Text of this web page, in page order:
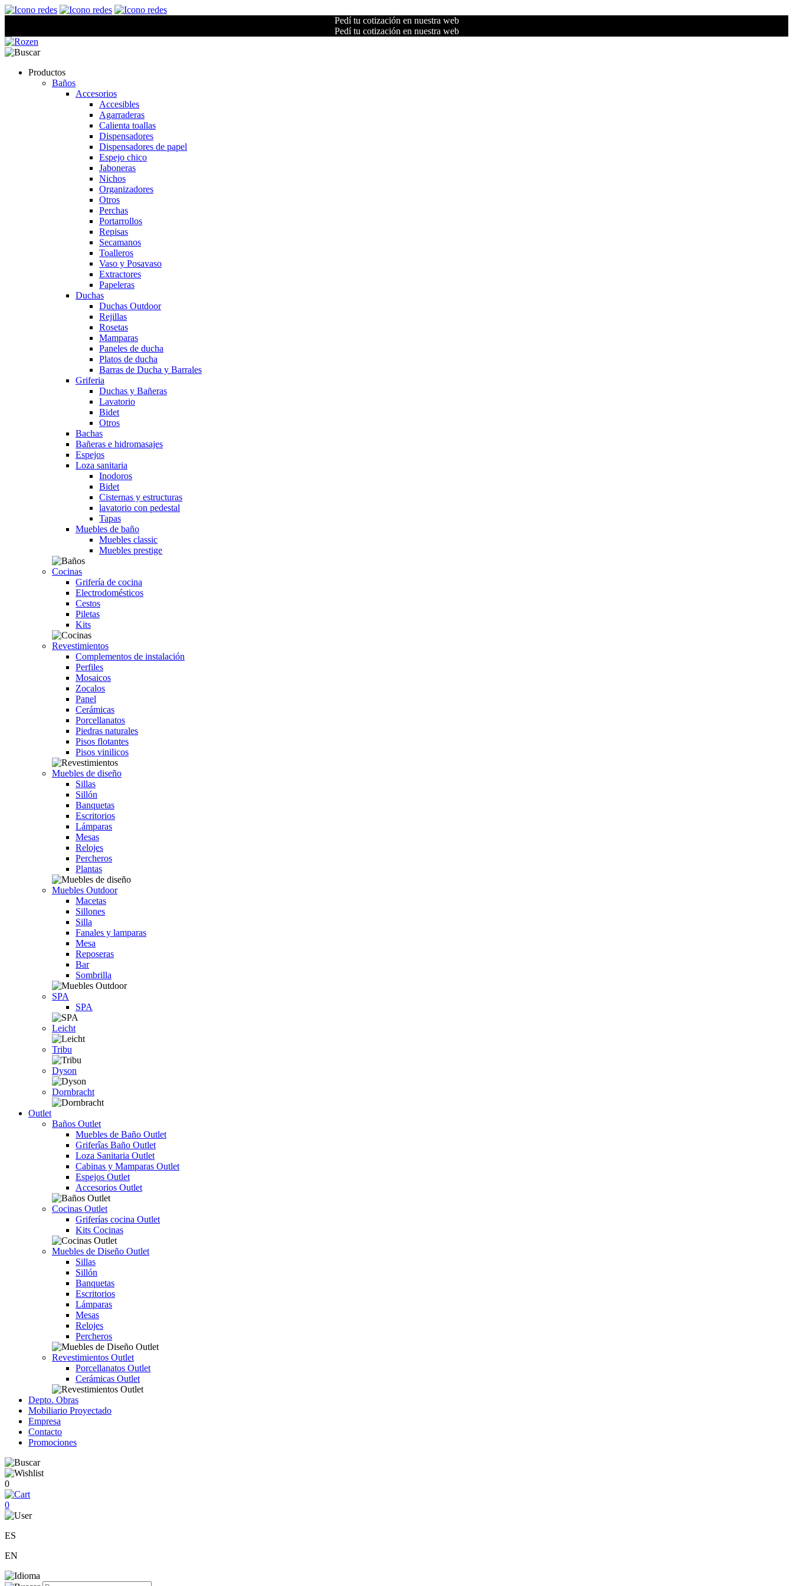
Pedí tu cotización en nuestra web
Pedí tu cotización en nuestra web
Productos
Baños
Accesorios
Accesibles
Agarraderas
Calienta toallas
Dispensadores
Dispensadores de papel
Espejo chico
Jaboneras
Nichos
Organizadores
Otros
Perchas
Portarrollos
Repisas
Secamanos
Toalleros
Vaso y Posavaso
Extractores
Papeleras
Duchas
Duchas Outdoor
Rejillas
Rosetas
Mamparas
Paneles de ducha
Platos de ducha
Barras de Ducha y Barrales
Griferia
Duchas y Bañeras
Lavatorio
Bidet
Otros
Bachas
Bañeras e hidromasajes
Espejos
Loza sanitaria
Inodoros
Bidet
Cisternas y estructuras
lavatorio con pedestal
Tapas
Muebles de baño
Muebles classic
Muebles prestige
Cocinas
Grifería de cocina
Electrodomésticos
Cestos
Piletas
Kits
Revestimientos
Complementos de instalación
Perfiles
Mosaicos
Zocalos
Panel
Cerámicas
Porcellanatos
Piedras naturales
Pisos flotantes
Pisos vinilicos
Muebles de diseño
Sillas
Sillón
Banquetas
Escritorios
Lámparas
Mesas
Relojes
Percheros
Plantas
Muebles Outdoor
Macetas
Sillones
Silla
Fanales y lamparas
Mesa
Reposeras
Bar
Sombrilla
SPA
SPA
Leicht
Tribu
Dyson
Dornbracht
Outlet
Baños Outlet
Muebles de Baño Outlet
Griferîas Baño Outlet
Loza Sanitaria Outlet
Cabinas y Mamparas Outlet
Espejos Outlet
Accesorios Outlet
Cocinas Outlet
Griferías cocina Outlet
Kits Cocinas
Muebles de Diseño Outlet
Sillas
Sillón
Banquetas
Escritorios
Lámparas
Mesas
Relojes
Percheros
Revestimientos Outlet
Porcellanatos Outlet
Cerámicas Outlet
Depto. Obras
Mobiliario Proyectado
Empresa
Contacto
Promociones
0
0
ES
EN